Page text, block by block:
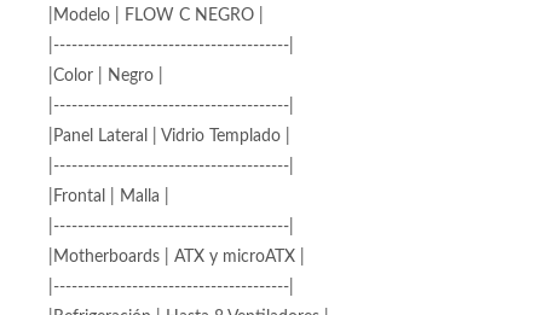
|---------------------------------------|
|Serie | FLOW |
|---------------------------------------|
|Modelo | FLOW C NEGRO |
|---------------------------------------|
|Color | Negro |
|---------------------------------------|
|Panel Lateral | Vidrio Templado |
|---------------------------------------|
|Frontal | Malla |